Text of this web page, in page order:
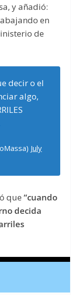
y añadió:
en
de
decir o el
algo,
July
que “cuando
decida